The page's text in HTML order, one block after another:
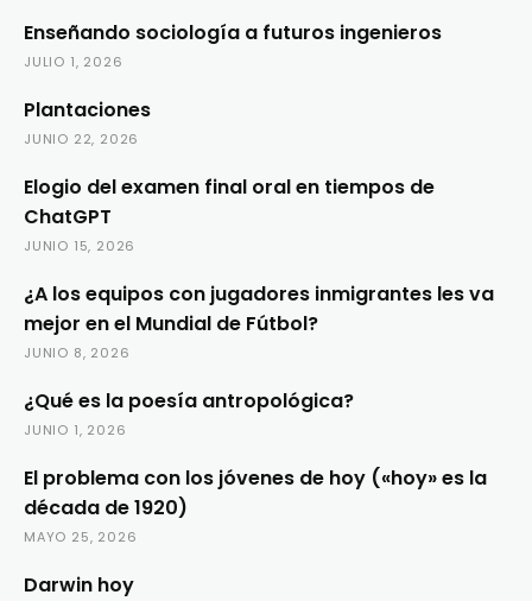
Enseñando sociología a futuros ingenieros
JULIO 1, 2026
Plantaciones
JUNIO 22, 2026
Elogio del examen final oral en tiempos de
ChatGPT
JUNIO 15, 2026
¿A los equipos con jugadores inmigrantes les va
mejor en el Mundial de Fútbol?
JUNIO 8, 2026
¿Qué es la poesía antropológica?
JUNIO 1, 2026
El problema con los jóvenes de hoy («hoy» es la
década de 1920)
MAYO 25, 2026
Darwin hoy